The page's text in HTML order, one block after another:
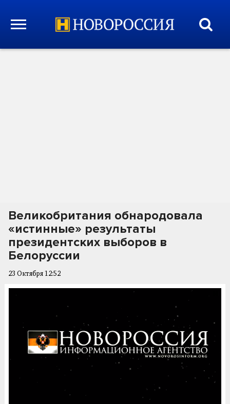
Великобритания обнародовала
«истинные» результаты
президентских выборов в
Белоруссии
23 Октября 12:52